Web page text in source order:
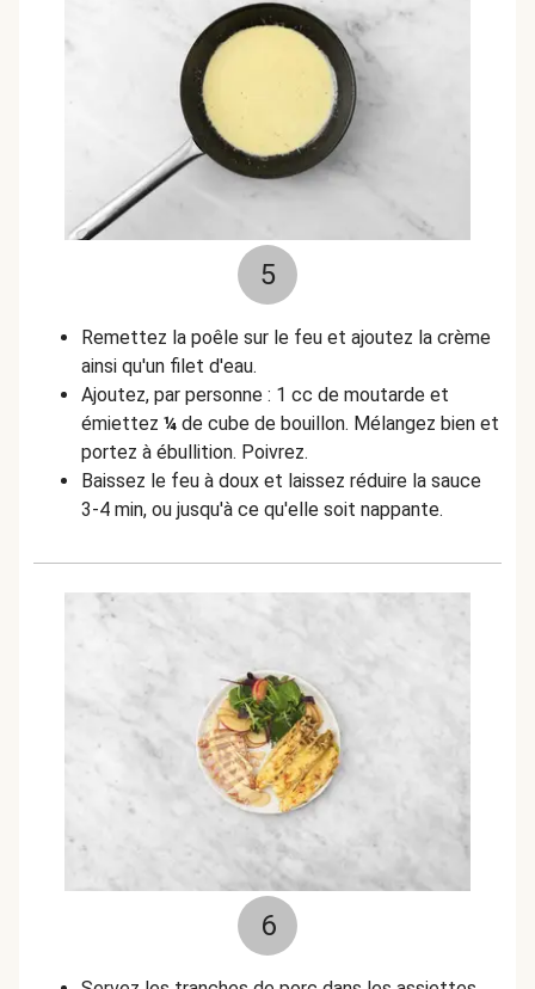
5
Remettez la poêle sur le feu et ajoutez la crème
ainsi qu'un filet d'eau.
Ajoutez, par personne : 1 cc de moutarde et
émiettez ¼ de cube de bouillon. Mélangez bien et
portez à ébullition. Poivrez.
Baissez le feu à doux et laissez réduire la sauce
3-4 min, ou jusqu'à ce qu'elle soit nappante.
6